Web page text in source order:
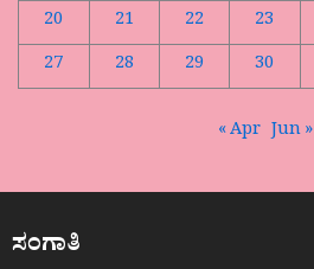
20
21 22 23
27
28 29 30
« Apr Jun »
ಸಂಗಾತಿ